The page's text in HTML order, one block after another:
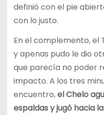
definió con el pie
con lo justo.
En el complemento, el
y apenas pudo le dio
que parecía no poder
impacto. A los tres
encuentro,el Chelo
espaldas y jugó hacia